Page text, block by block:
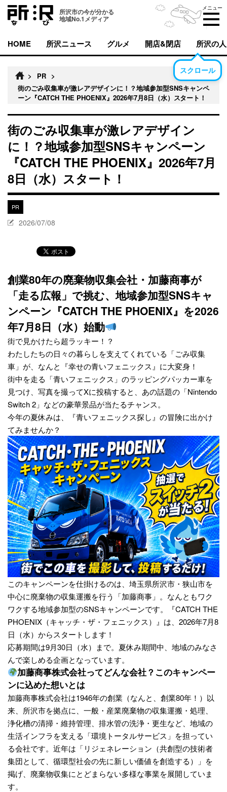
所沢市の今が分かる
地域No.1メディア
メニュー
HOME 所沢ニュース グルメ 開店&閉店 所沢の人
スクロール
> PR >
街のごみ収集車が激レアデザインに！？地域参加型SNSキャンペ
ーン『CATCH THE PHOENIX』2026年7月8日（水）スタート！
街のごみ収集車が激レアデザイン
に！？地域参加型SNSキャンペーン
『CATCH THE PHOENIX』2026年7月
8日（水）スタート！
PR
2026/07/08
創業80年の廃棄物収集会社・加藤商事が
「走る広報」で挑む、地域参加型SNSキャ
ンペーン『CATCH THE PHOENIX』を2026
年7月8日（水）始動
街で見かけたら超ラッキー！？
わたしたちの日々の暮らしを支えてくれている「ごみ収集
車」が、なんと『幸せの青いフェニックス』に大変身！
街中を走る「青いフェニックス」のラッピングパッカー車を
見つけ、写真を撮ってXに投稿すると、あの話題の「Nintendo
Switch 2」などの豪華景品が当たるチャンス。
今年の夏休みは、『青いフェニックス探し』の冒険に出かけ
てみませんか？
このキャンペーンを仕掛けるのは、埼玉県所沢市・狭山市を
中心に廃棄物の収集運搬を行う「加藤商事」。なんともワク
ワクする地域参加型のSNSキャンペーンです。『CATCH THE
PHOENIX（キャッチ・ザ・フェニックス）』は、2026年7月8
日（水）からスタートします！
応募期間は9月30日（水）まで。夏休み期間中、地域のみなさ
んで楽しめる企画となっています。
加藤商事株式会社ってどんな会社？このキャンペー
ンに込めた想いとは
加藤商事株式会社は1946年の創業（なんと、創業80年！）以
来、所沢市を拠点に、一般・産業廃棄物の収集運搬・処理、
浄化槽の清掃・維持管理、排水管の洗浄・更生など、地域の
生活インフラを支える「環境トータルサービス」を担ってい
る会社です。近年は「リジェネレーション（共創型の技術者
集団として、循環型社会の先に新しい価値を創造する）」を
掲げ、廃棄物収集にとどまらない多様な事業を展開していま
す。